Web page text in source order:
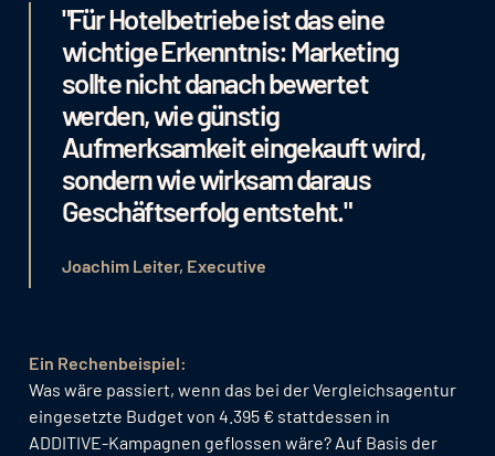
"Für Hotelbetriebe ist das eine
wichtige Erkenntnis: Marketing
sollte nicht danach bewertet
werden, wie günstig
Aufmerksamkeit eingekauft wird,
sondern wie wirksam daraus
Geschäftserfolg entsteht."
Joachim Leiter, Executive
Ein Rechenbeispiel:
Was wäre passiert, wenn das bei der Vergleichsagentur
eingesetzte Budget von 4.395 € stattdessen in
ADDITIVE-Kampagnen geflossen wäre? Auf Basis der